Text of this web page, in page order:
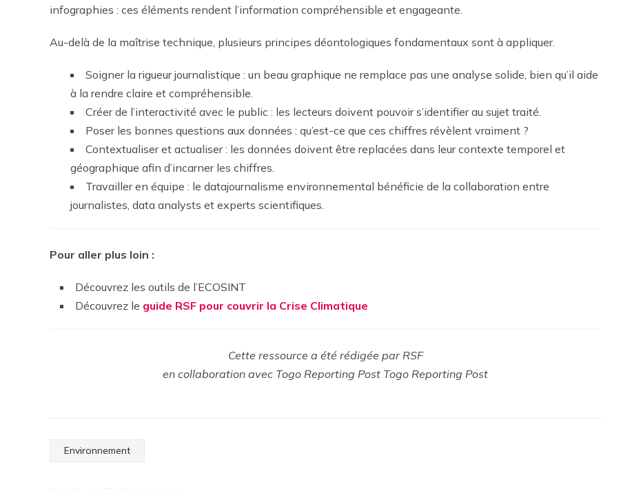
infographies : ces éléments rendent l’information compréhensible et engageante.
Au-delà de la maîtrise technique, plusieurs principes déontologiques fondamentaux sont à appliquer.
Soigner la rigueur journalistique : un beau graphique ne remplace pas une analyse solide, bien qu’il aide
à la rendre claire et compréhensible.
Créer de l’interactivité avec le public : les lecteurs doivent pouvoir s’identifier au sujet traité.
Poser les bonnes questions aux données : qu’est-ce que ces chiffres révèlent vraiment ?
Contextualiser et actualiser : les données doivent être replacées dans leur contexte temporel et
géographique afin d’incarner les chiffres.
Travailler en équipe : le datajournalisme environnemental bénéficie de la collaboration entre
journalistes, data analysts et experts scientifiques.
Pour aller plus loin :
Découvrez les outils de l’ECOSINT
Découvrez le guide RSF pour couvrir la Crise Climatique
Cette ressource a été rédigée par RSF
en collaboration avec Togo Reporting Post Togo Reporting Post
Environnement